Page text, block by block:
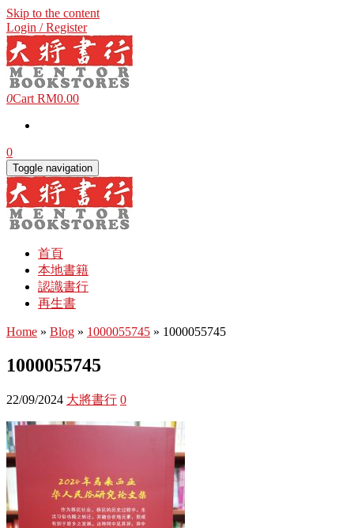
Skip to the content
Login / Register
0Cart RM0.00
0
Toggle navigation
首頁
本地書籍
認識書行
再生書
Home » Blog » 1000055745 » 1000055745
1000055745
22/09/2024 大將書行 0